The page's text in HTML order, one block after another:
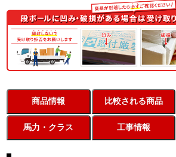
商品情報 比較される商品
馬力・クラス 工事情報